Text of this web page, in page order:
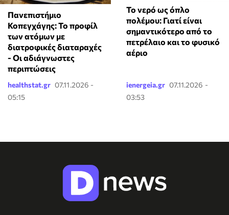
Πανεπιστήμιο
Κοπεγχάγης: Το προφίλ
των ατόμων με
διατροφικές διαταραχές
- Οι αδιάγνωστες
περιπτώσεις
healthstat.gr 07.11.2026 -
05:15
Το νερό ως όπλο
πολέμου: Γιατί είναι
σημαντικότερο από το
πετρέλαιο και το φυσικό
αέριο
ienergeia.gr 07.11.2026 -
03:53